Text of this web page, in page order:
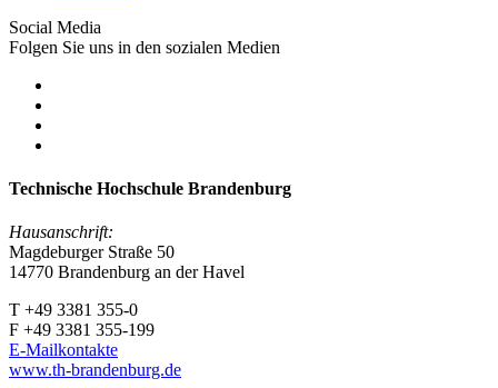
Social Media
Folgen Sie uns in den sozialen Medien
Technische Hochschule Brandenburg
Hausanschrift:
Magdeburger Straße 50
14770 Brandenburg an der Havel
T +49 3381 355-0
F +49 3381 355-199
E-Mailkontakte
www.th-brandenburg.de